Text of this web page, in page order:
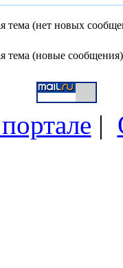
тема (нет новых
тема (новые сообщения)
|